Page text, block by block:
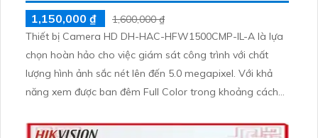
1,150,000 ₫
1,600,000 ₫
Thiết bị Camera HD DH-HAC-HFW1500CMP-IL-A là lựa
chọn hoàn hảo cho việc giám sát công trình với chất
lượng hình ảnh sắc nét lên đến 5.0 megapixel. Với khả
năng xem được ban đêm Full Color trong khoảng cách
như ban ngày, tiết kiệm và phù hợp